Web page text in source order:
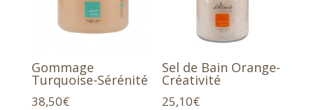
Gommage
Turquoise-Sérénité
38,50€
Sel de Bain Orange-
Créativité
25,10€